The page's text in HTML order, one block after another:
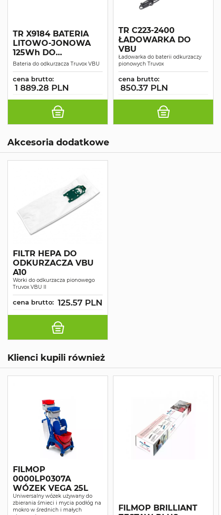
TR X9184 BATERIA
LITOWO-JONOWA
125Wh DO
ODKURZACZA VBU
Bateria do odkurzacza Truvox VBU
cena brutto:
1 889.28 PLN
TR C223-2400
ŁADOWARKA DO
VBU
Ładowarka do baterii odkurzaczy
pionowych Truvox
cena brutto:
850.37 PLN
Akcesoria dodatkowe
FILTR HEPA DO
ODKURZACZA VBU
A10
Worki do odkurzacza pionowego
Truvox VBU II
cena brutto: 125.57 PLN
Klienci kupili również
FILMOP
0000LP0307A
WÓZEK VEGA 25L
Uniwersalny wózek używany do
zbierania śmieci i mycia podłóg na
mokro w średnich i małych
FILMOP BRILLIANT